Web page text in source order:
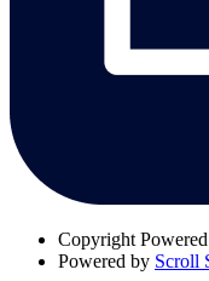
Copyright
Powered by Scroll